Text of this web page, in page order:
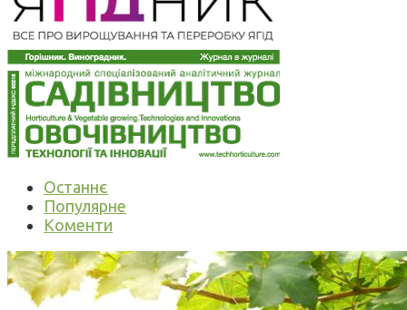
Останнє
Популярне
Коменти